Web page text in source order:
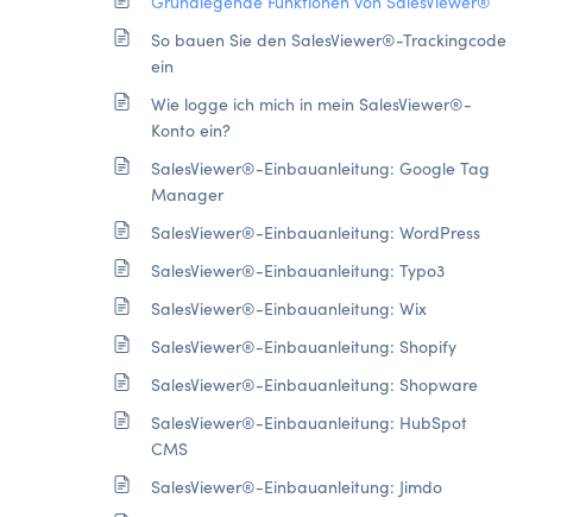
So bauen Sie den SalesViewer®-Trackingcode
ein
Wie logge ich mich in mein SalesViewer®-
Konto ein?
SalesViewer®-Einbauanleitung: Google Tag
Manager
SalesViewer®-Einbauanleitung: WordPress
SalesViewer®-Einbauanleitung: Typo3
SalesViewer®-Einbauanleitung: Wix
SalesViewer®-Einbauanleitung: Shopify
SalesViewer®-Einbauanleitung: Shopware
SalesViewer®-Einbauanleitung: HubSpot
CMS
SalesViewer®-Einbauanleitung: Jimdo